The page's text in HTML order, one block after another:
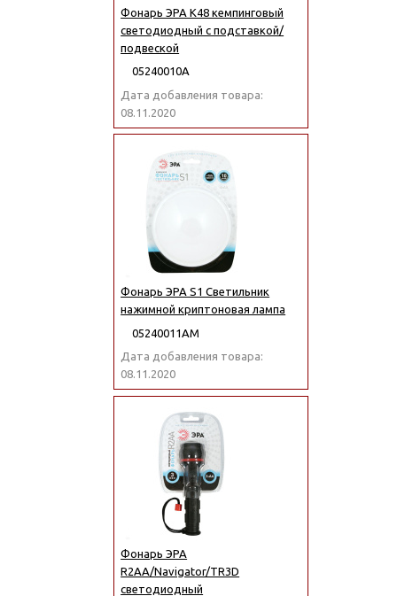
Фонарь ЭРА K48 кемпинговый
светодиодный с подставкой/
подвеской
05240010А
Дата добавления товара:
08.11.2020
Фонарь ЭРА S1 Светильник
нажимной криптоновая лампа
05240011АМ
Дата добавления товара:
08.11.2020
Фонарь ЭРА
R2AA/Navigator/TR3D
светодиодный